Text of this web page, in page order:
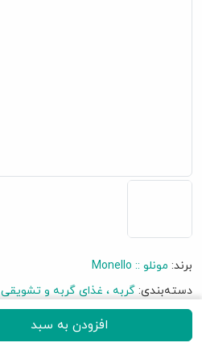
برند: مونلو :: Monello
دسته‌بندی: گربه غذای گربه و تشویقی
خشک گربه
افزودن به سبد